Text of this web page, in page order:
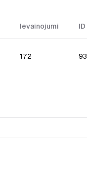
Ievainojumi ID
172 93